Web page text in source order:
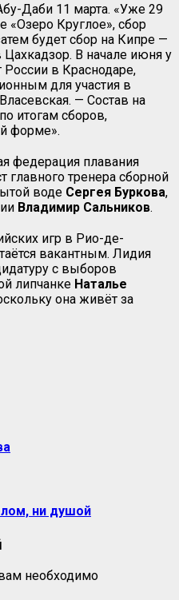
Даби 11 марта. «Уже 29
«Озеро Круглое», сбор
будет сбор на Кипре —
В начале июня у
России в Краснодаре,
для участия в
— Состав на
итогам сборов,
форме».
федерация плавания
тренера сборной
воде Сергея Буркова,
Владимир Сальников.
игр в Рио-де-
вакантным. Лидия
с выборов
липчанке Наталье
она живёт за
ни душой
необходимо